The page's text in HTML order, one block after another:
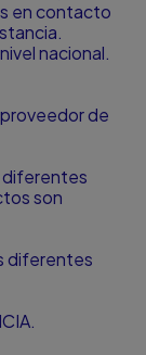
en contacto
nacional.
de
diferentes
son
diferentes